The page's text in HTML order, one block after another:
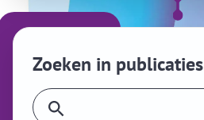
Zoeken in publicaties